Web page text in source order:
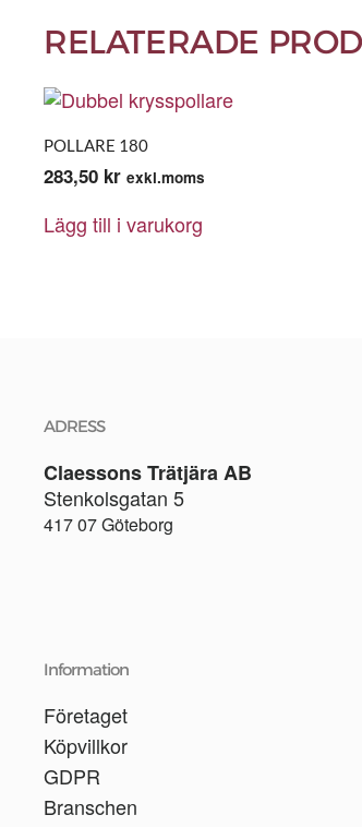
RELATERADE
POLLARE 180
283,50 kr exkl.moms
Lägg till i varukorg
ADRESS
Claessons Trätjära AB
Stenkolsgatan 5
417 07 Göteborg
Information
Företaget
Köpvillkor
GDPR
Branschen